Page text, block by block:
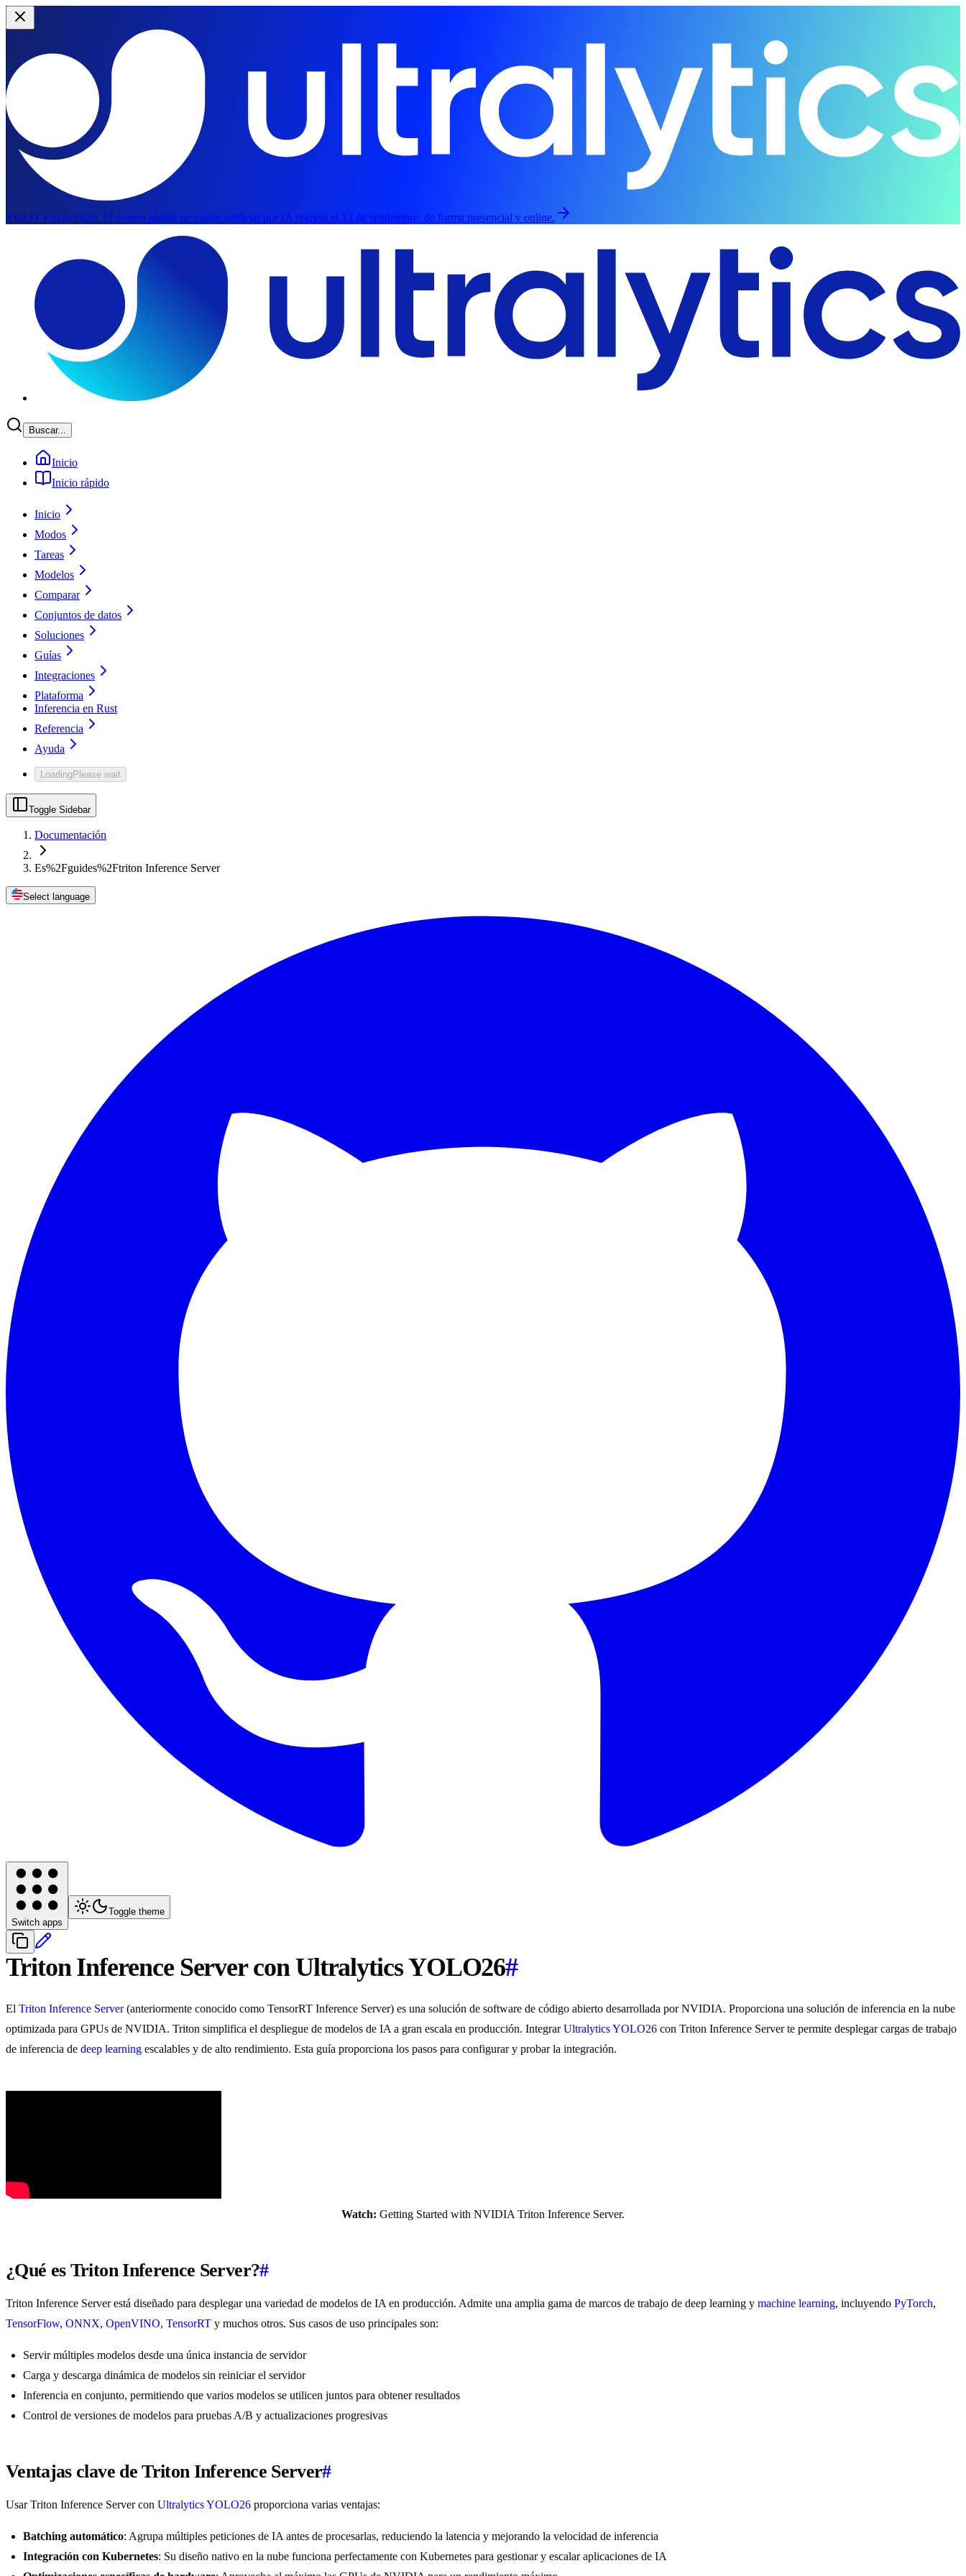
YOLO Vision 2026: El evento global de visión artificial por IA regresa el 13 de septiembre, de forma presencial y online.
Buscar...
Inicio
Inicio rápido
Inicio
Modos
Tareas
Modelos
Comparar
Conjuntos de datos
Soluciones
Guías
Integraciones
Plataforma
Inferencia en Rust
Referencia
Ayuda
LoadingPlease wait
Toggle Sidebar
Documentación
Es%2Fguides%2Ftriton Inference Server
Select language
Switch apps
Toggle theme
Triton Inference Server con Ultralytics YOLO26#
El Triton Inference Server(anteriormente conocido como TensorRT Inference Server) es una solución de software de código abierto desarrollada por NVIDIA. Proporciona una solución de inferencia en la nube
optimizada para GPUs de NVIDIA. Triton simplifica el despliegue de modelos de IA a gran escala en producción. IntegrarUltralytics YOLO26 con Triton Inference Server te permite desplegar cargas de trabajo
de inferencia de deep learning escalables y de alto rendimiento. Esta guía proporciona los pasos para configurar y probar la integración.
Watch: Getting Started with NVIDIA Triton Inference Server.
¿Qué es Triton Inference Server?#
Triton Inference Server está diseñado para desplegar una variedad de modelos de IA en producción. Admite una amplia gama de marcos de trabajo de deep learning y machine learning, incluyendo PyTorch,
TensorFlow, ONNX, OpenVINO, TensorRT y muchos otros. Sus casos de uso principales son:
Servir múltiples modelos desde una única instancia de servidor
Carga y descarga dinámica de modelos sin reiniciar el servidor
Inferencia en conjunto, permitiendo que varios modelos se utilicen juntos para obtener resultados
Control de versiones de modelos para pruebas A/B y actualizaciones progresivas
Ventajas clave de Triton Inference Server#
Usar Triton Inference Server con Ultralytics YOLO26 proporciona varias ventajas:
Batching automático: Agrupa múltiples peticiones de IA antes de procesarlas, reduciendo la latencia y mejorando la velocidad de inferencia
Integración con Kubernetes: Su diseño nativo en la nube funciona perfectamente con Kubernetes para gestionar y escalar aplicaciones de IA